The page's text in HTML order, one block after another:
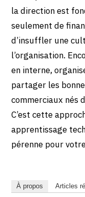
la direction est
seulement de
d’insuffler une
l’organisation.
en interne,
partager les
commerciaux nés
C’est cette
apprentissage
pérenne pour
À propos Articles